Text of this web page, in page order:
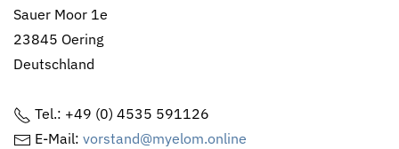
Sauer Moor 1e
23845 Oering
Deutschland
Tel.: +49 (0) 4535 591126
E-Mail: vorstand@myelom.online